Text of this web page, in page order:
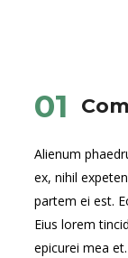
01
Alienum
ex, nihil
partem ei est.
Eius lorem
epicurei mea et.